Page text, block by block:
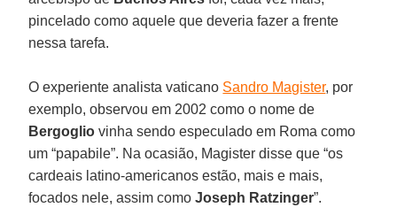
pincelado como aquele que deveria fazer a frente
nessa tarefa.
O experiente analista vaticano Sandro Magister, por
exemplo, observou em 2002 como o nome de
Bergoglio vinha sendo especulado em Roma como
um “papabile”. Na ocasião, Magister disse que “os
cardeais latino-americanos estão, mais e mais,
focados nele, assim comoJoseph Ratzinger”.